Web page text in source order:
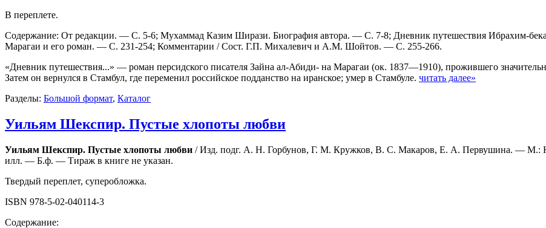
В переплете.
Содержание: От редакции. — С. 5-6; Мухаммад Казим Ширази. Биография автора. — С. 7-8; Дневник путешествия Ибрахим-
Марагаи и его роман. — С. 231-254; Комментарии / Сост. Г.П. Михалевич и A.M. Шойтов. — С. 255-266.
«Дневник путешествия...» — роман персидского писателя Зайна ал-Абиди- на Марагаи (ок. 1837—1910), прожившего
Затем он вернулся в Стамбул, где переменил российское подданство на иранское; умер в Стамбуле. читать далее»
Разделы: Большой формат, Каталог
Уильям Шекспир. Пустые хлопоты любви
Уильям Шекспир. Пустые хлопоты любви / Изд. подг. А. Н. Горбунов, Г. М. Кружков, В. С. Макаров, Е. А. Первушина. — М.:
илл. — Б.ф. — Тираж в книге не указан.
Твердый переплет, суперобложка.
ISBN 978-5-02-040114-3
Содержание: